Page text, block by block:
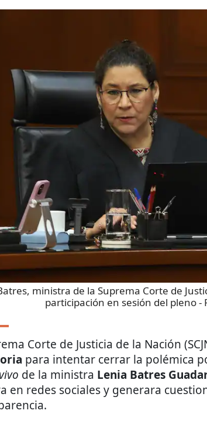
ministra de la Suprema Corte de
participación en sesión del pleno-
Corte de Justicia de la Nación
para intentar cerrar la polémica
de la ministra Lenia Batres
en redes sociales y generara